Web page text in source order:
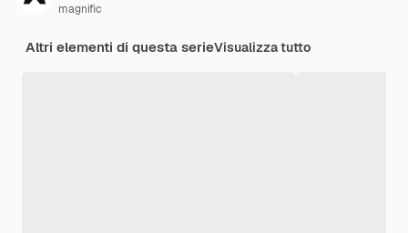
magnific
Altri elementi di questa serieVisualizza tutto